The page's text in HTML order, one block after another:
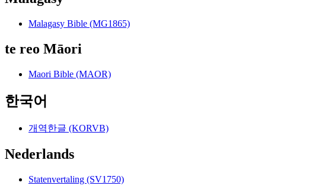
Malagasy Bible (MG1865)
te reo Māori
Maori Bible (MAOR)
한국어
개역한글 (KORVB)
Nederlands
Statenvertaling (SV1750)